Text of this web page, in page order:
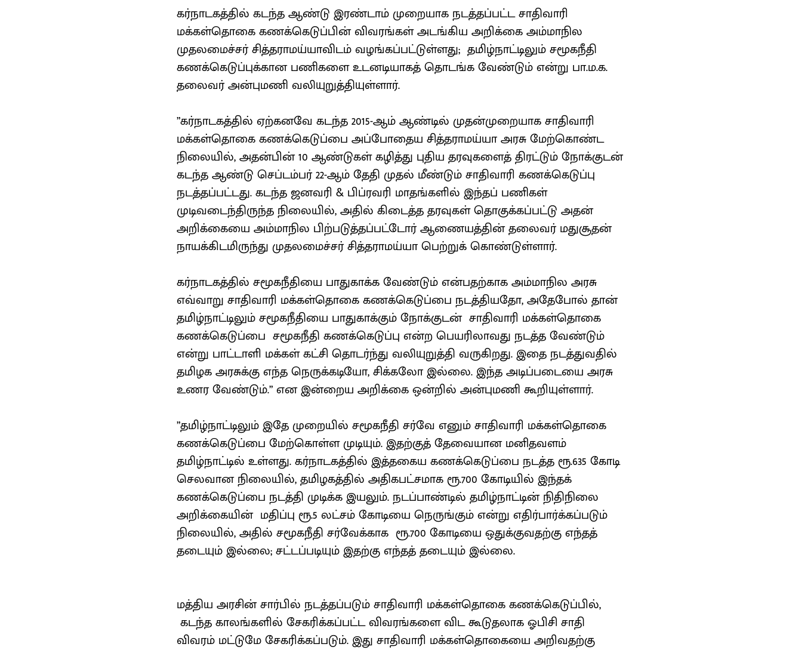
கர்நாடகத்தில் கடந்த ஆண்டு இரண்டாம் முறையாக நடத்தப்பட்ட சாதிவாரி
மக்கள்தொகை கணக்கெடுப்பின் விவரங்கள் அடங்கிய அறிக்கை அம்மாநில
முதலமைச்சர் சித்தராமய்யாவிடம் வழங்கப்பட்டுள்ளது; தமிழ்நாட்டிலும் சமூகநீதி
கணக்கெடுப்புக்கான பணிகளை உடனடியாகத் தொடங்க வேண்டும் என்று பா.ம.க.
தலைவர் அன்புமணி வலியுறுத்தியுள்ளார்.
”கர்நாடகத்தில் ஏற்கனவே கடந்த 2015-ஆம் ஆண்டில் முதன்முறையாக சாதிவாரி
மக்கள்தொகை கணக்கெடுப்பை அப்போதைய சித்தராமய்யா அரசு மேற்கொண்ட
நிலையில், அதன்பின் 10 ஆண்டுகள் கழித்து புதிய தரவுகளைத் திரட்டும் நோக்குடன்
கடந்த ஆண்டு செப்டம்பர் 22-ஆம் தேதி முதல் மீண்டும் சாதிவாரி கணக்கெடுப்பு
நடத்தப்பட்டது. கடந்த ஜனவரி & பிப்ரவரி மாதங்களில் இந்தப் பணிகள்
முடிவடைந்திருந்த நிலையில், அதில் கிடைத்த தரவுகள் தொகுக்கப்பட்டு அதன்
அறிக்கையை அம்மாநில பிற்படுத்தப்பட்டோர் ஆணையத்தின் தலைவர் மதுசூதன்
நாயக்கிடமிருந்து முதலமைச்சர் சித்தராமய்யா பெற்றுக் கொண்டுள்ளார்.
கர்நாடகத்தில் சமூகநீதியை பாதுகாக்க வேண்டும் என்பதற்காக அம்மாநில அரசு
எவ்வாறு சாதிவாரி மக்கள்தொகை கணக்கெடுப்பை நடத்தியதோ, அதேபோல் தான்
தமிழ்நாட்டிலும் சமூகநீதியை பாதுகாக்கும் நோக்குடன் சாதிவாரி மக்கள்தொகை
கணக்கெடுப்பை சமூகநீதி கணக்கெடுப்பு என்ற பெயரிலாவது நடத்த வேண்டும்
என்று பாட்டாளி மக்கள் கட்சி தொடர்ந்து வலியுறுத்தி வருகிறது. இதை நடத்துவதில்
தமிழக அரசுக்கு எந்த நெருக்கடியோ, சிக்கலோ இல்லை. இந்த அடிப்படையை அரசு
உணர வேண்டும்.” என இன்றைய அறிக்கை ஒன்றில் அன்புமணி கூறியுள்ளார்.
”தமிழ்நாட்டிலும் இதே முறையில் சமூகநீதி சர்வே எனும் சாதிவாரி மக்கள்தொகை
கணக்கெடுப்பை மேற்கொள்ள முடியும். இதற்குத் தேவையான மனிதவளம்
தமிழ்நாட்டில் உள்ளது. கர்நாடகத்தில் இத்தகைய கணக்கெடுப்பை நடத்த ரூ.635 கோடி
செலவான நிலையில், தமிழகத்தில் அதிகபட்சமாக ரூ.700 கோடியில் இந்தக்
கணக்கெடுப்பை நடத்தி முடிக்க இயலும். நடப்பாண்டில் தமிழ்நாட்டின் நிதிநிலை
அறிக்கையின் மதிப்பு ரூ.5 லட்சம் கோடியை நெருங்கும் என்று எதிர்பார்க்கப்படும்
நிலையில், அதில் சமூகநீதி சர்வேக்காக ரூ.700 கோடியை ஒதுக்குவதற்கு எந்தத்
தடையும் இல்லை; சட்டப்படியும் இதற்கு எந்தத் தடையும் இல்லை.
மத்திய அரசின் சார்பில் நடத்தப்படும் சாதிவாரி மக்கள்தொகை கணக்கெடுப்பில்,
கடந்த காலங்களில் சேகரிக்கப்பட்ட விவரங்களை விட கூடுதலாக ஓபிசி சாதி
விவரம் மட்டுமே சேகரிக்கப்படும். இது சாதிவாரி மக்கள்தொகையை அறிவதற்கு